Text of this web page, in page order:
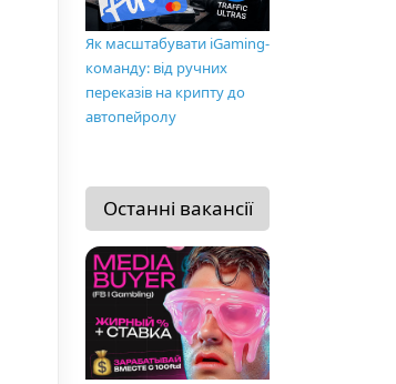
Як масштабувати iGaming-
команду: від ручних
переказів на крипту до
автопейролу
Останні вакансії